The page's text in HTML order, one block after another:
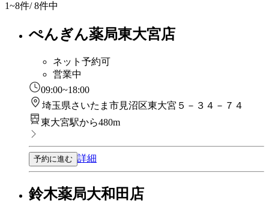
1~8件/ 8件中
ぺんぎん薬局東大宮店
ネット予約可
営業中
09:00~18:00
埼玉県さいたま市見沼区東大宮５－３４－７４
東大宮駅から480m
予約に進む 詳細
鈴木薬局大和田店